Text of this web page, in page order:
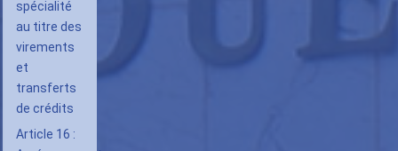
spécialité
au titre des
virements
et
transferts
de crédits
Article 16 :